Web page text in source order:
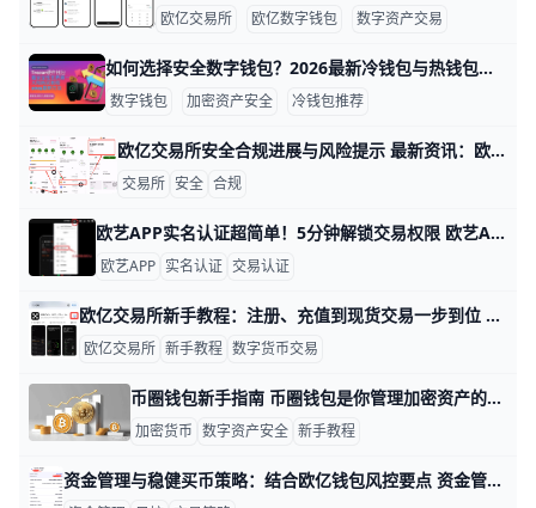
欧亿交易所 欧亿数字钱包 数字资产交易
如何选择安全数字钱包？2026最新冷钱包与热钱包推荐对比 在 2026 年，数字资产市值已经突破万亿美元级别，单个普通投资者在不同链上持有 5～10 种主流币或稳定币已很常见，安全的钱包不再是“可选项”，而是保护这些资产的第一道防线。选择一个好的数字钱包，会直接影响你资金被盗的概率、找回资产的难易程度，以及你日常转账、参与 DeFi 或 NFT 的体验顺不顺手。只要你搞懂钱包类型、核心安全点，再结合自己的资金规模和操作习惯，其实完全可以用简单的思路做出清晰选择，而不是被复杂名词吓到。
数字钱包 加密资产安全 冷钱包推荐
欧亿交易所安全合规进展与风险提示 最新资讯：欧亿交易所安全合规进展与风险提示 欧亿交易所在全球加密市场持续扩张的背景下，监管环境也在不断收紧。2025年全球多地监管机构加强了对加密交易所的尽职调查，要求平台披露资金托管方、KYC流程和反洗钱（AML）措施等信息；这一趋势推动欧亿在合规方面加强透明度与治理能力，以提高用户信任度。例如，一些监管框架要求交易所公开独立审计报告和资金分离安排，帮助投资者核实资金去向与账户安全。
交易所 安全 合规
欧艺APP实名认证超简单！5分钟解锁交易权限 欧艺APP账户实名认证全流程指南 为什么要做实名认证？ 实名认证能解锁欧艺APP的全部功能，比如充币、提币和C2C交易。以小王为例，他刚注册账户时只能看行情，认证后每天能提币高达100万USDT，交易限额从1万跳到200万。未认证账户每天提币限额只有1万，认证后权限大增，安全又方便。
欧艺APP 实名认证 交易认证
欧亿交易所新手教程：注册、充值到现货交易一步到位 欧亿交易所介绍与使用教程：从注册到交易一步到位 欧亿交易所是一家专注数字资产买卖的平台，支持比特币（BTC）、以太坊（ETH）、泰达币（USDT）等多种主流币种，也会不定期上线热门新币，让用户可以在同一平台完成多种资产配置。 例如，很多用户会在欧亿用 USDT 兑换 BTC，再把一部分换成 ETH，用来分散风险，而不是只持有单一币种。 平台同时提供 App 和网页端，适合上班族在电脑上看盘、通勤时用手机下单，使用场景比较灵活。 对刚接触加密货币的新手来说，欧亿把常用功能集中在首页，入口清晰，适合从零开始一步步熟悉数字货币交易流程。
欧亿交易所 新手教程 数字货币交易
币圈钱包新手指南 币圈钱包是你管理加密资产的工具，不是单纯“放币”的地方。新手先要明白，钱包的核心不是“看起来有没有余额”，而是你是否真正掌握了资产控制权，比如能否自己收币、转币和备份恢复。常见的钱包有热钱包和冷钱包两种，热钱包适合日常使用，冷钱包更适合长期保存大额资产，比如你平时只放几百美元做交易测试，长期持有的几千美元就更适合放在更安全的钱包里。
加密货币 数字资产安全 新手教程
资金管理与稳健买币策略：结合欧亿钱包风控要点 资金管理与稳健买币策略：结合欧亿钱包与风控要点 本文聚焦在稳定资金增长和风险控制，结合欧亿钱包的功能来提升安全性与执行力。以下内容按要点展开，配以具体数据与实例，便于落地执行。